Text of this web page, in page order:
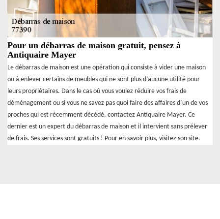
Pour un débarras de maison gratuit, pensez à
Antiquaire Mayer
Le débarras de maison est une opération qui consiste à vider une maison
ou à enlever certains de meubles qui ne sont plus d’aucune utilité pour
leurs propriétaires. Dans le cas où vous voulez réduire vos frais de
déménagement ou si vous ne savez pas quoi faire des affaires d’un de vos
proches qui est récemment décédé, contactez Antiquaire Mayer. Ce
dernier est un expert du débarras de maison et il intervient sans prélever
de frais. Ses services sont gratuits ! Pour en savoir plus, visitez son site.